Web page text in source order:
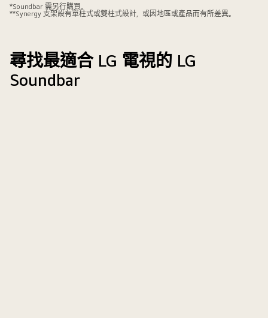
片
片
*Soundbar 需另行購買。
**Synergy 支架設有單柱式或雙柱式設計，或因地區或產品而有所差異。
尋找最適合 LG 電視的 LG
Soundbar